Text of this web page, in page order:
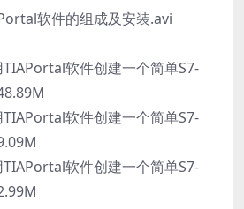
软件的组成及安装.avi
软件创建一个简单S7-
软件创建一个简单S7-
软件创建一个简单S7-